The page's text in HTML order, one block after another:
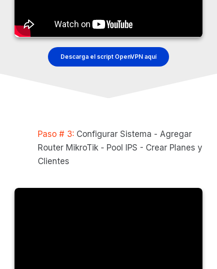
Descarga el script OpenVPN aquí
Paso # 3: Configurar Sistema - Agregar
Router MikroTik - Pool IPS - Crear Planes y
Clientes